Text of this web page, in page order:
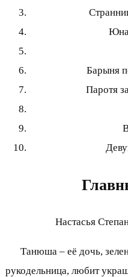
Барыня
Паротя
Настасья
Танюша – её дочь,
рукодельница, любит